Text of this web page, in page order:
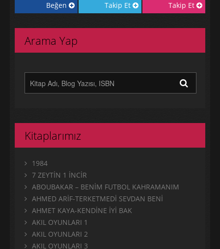
Beğen Takip Et Takip Et
Arama Yap
Kitaplarımız
1984
7 ZEYTİN 1 İNCİR
ABOUBAKAR – BENİM FUTBOL KAHRAMANIM
AHMED ARİF-TERKETMEDİ SEVDAN BENİ
AHMET KAYA-KENDİNE İYİ BAK
AKIL OYUNLARI 1
AKIL OYUNLARI 2
AKIL OYUNLARI 3